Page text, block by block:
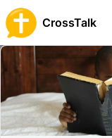
CrossTalk
Inicio
Archivo de
Vida Cristiana
Ética y Moral
¿Cómo